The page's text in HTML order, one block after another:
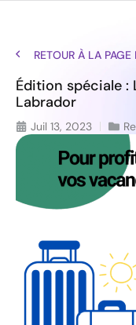
RETOUR À LA PAGE
Édition spéciale :
Labrador
Juil 13, 2023